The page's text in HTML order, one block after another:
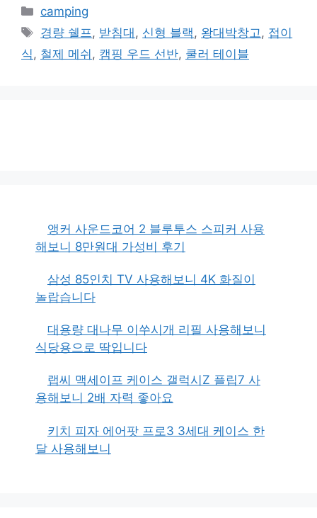
카
테
고
리
camping
태
그
경량 쉘프 , 받침대 , 신형 블랙 , 왕대박창고 , 접이
식 , 철제 메쉬 , 캠핑 우드 선반, 쿨러 테이블
앵커 사운드코어 2 블루투스 스피커 사용
해보니 8만원대 가성비 후기
삼성 85인치 TV 사용해보니 4K 화질이
놀랍습니다
대용량 대나무 이쑤시개 리필 사용해보니
식당용으로 딱입니다
랩씨 맥세이프 케이스 갤럭시Z 플립7 사
용해보니 2배 자력 좋아요
키치 피자 에어팟 프로3 3세대 케이스 한
달 사용해보니